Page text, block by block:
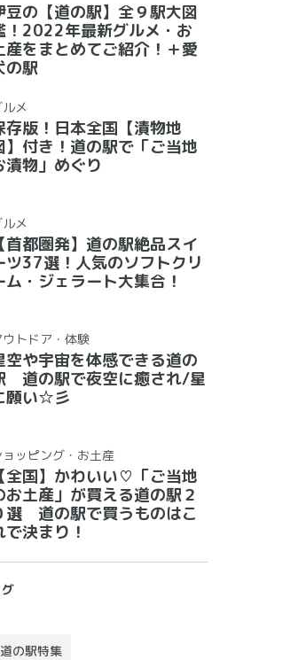
豆の【道の駅】全９駅大図
！2022年最新グルメ・お
産をまとめてご紹介！＋愛
の駅
メ
存版！日本全国【漬物地
】付き！道の駅で「ご当地
漬物」めぐり
メ
【首都圏発】道の駅絶品スイ
ツ37選！人気のソフトクリ
ム・ジェラート大集合！
ウトドア・体験
空や宇宙を体感できる道の
道の駅で夜空に癒され/星
願い☆彡
ョッピング・お土産
【全国】かわいい♡「ご当地
お土産」が買える道の駅２
選 道の駅で買うものはこ
で決まり！
の駅特集